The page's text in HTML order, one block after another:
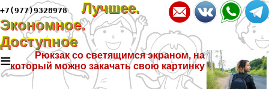
+7(977)9328978
Лучшее.
Экономное.
Доступное
≡
Рюкзак со светящимся экраном, на
который можно закачать свою картинку